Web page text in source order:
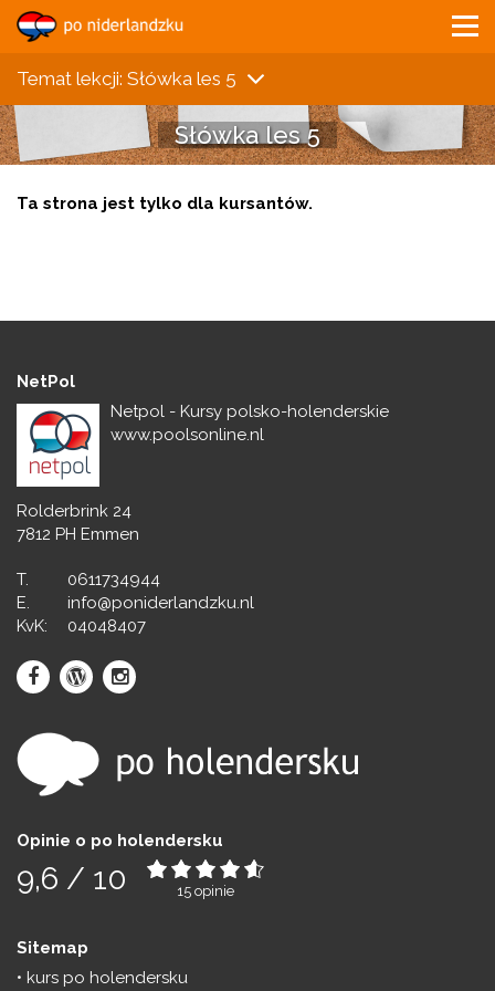
Temat lekcji: Słówka les 5
Słówka les 5
Ta strona jest tylko dla kursantów.
NetPol
Netpol - Kursy polsko-holenderskie
www.poolsonline.nl
Rolderbrink 24
7812 PH Emmen
T.
0611734944
E.
info@poniderlandzku.nl
KvK:
04048407
Opinie o po holendersku
9,6 / 10 15 opinie
Sitemap
kurs po holendersku